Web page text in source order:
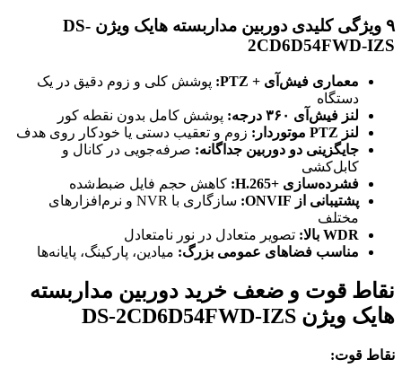
۹ ویژگی کلیدی دوربین مداربسته هایک ویژن DS-
2CD6D54FWD-IZS
معماری فیش‌آی + PTZ:
پوشش کلی و زوم دقیق در یک
دستگاه
لنز فیش‌آی ۳۶۰ درجه:
پوشش کامل بدون نقطه کور
لنز PTZ موتوردار:
زوم و تعقیب دستی یا خودکار روی هدف
جایگزینی دو دوربین جداگانه: صرفه‌جویی در کانال و
کابل‌کشی
فشرده‌سازی H.265+‎:
کاهش حجم فایل ضبط‌شده
پشتیبانی از ONVIF:
سازگاری با NVR و نرم‌افزارهای
مختلف
WDR بالا:
تصویر متعادل در نور نامتعادل
مناسب فضاهای عمومی بزرگ: میادین، پارکینگ، پایانه‌ها
نقاط قوت و ضعف خرید دوربین مداربسته
هایک ویژن DS-2CD6D54FWD-IZS
نقاط قوت: